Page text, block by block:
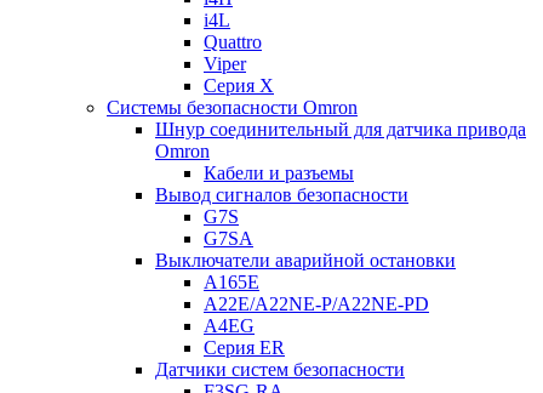
i4L
Quattro
Viper
Серия X
Системы безопасности Omron
Шнур соединительный для датчика привода
Omron
Кабели и разъемы
Вывод сигналов безопасности
G7S
G7SA
Выключатели аварийной остановки
A165E
A22E/A22NE-P/A22NE-PD
A4EG
Серия ER
Датчики систем безопасности